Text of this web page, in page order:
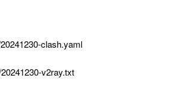
clash.yaml
v2ray.txt